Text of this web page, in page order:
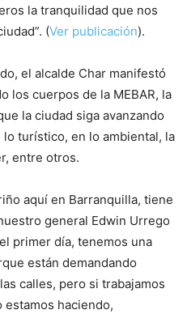
la tranquilidad que nos
(Ver publicación).
el alcalde Char manifestó
los cuerpos de la MEBAR, la
la ciudad siga avanzando
turístico, en lo ambiental, la
entre otros.
aquí en Barranquilla, tiene
general Edwin Urrego
primer día, tenemos una
están demandando
calles, pero si trabajamos
estamos haciendo,